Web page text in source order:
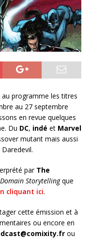
au programme les titres
au 27 septembre
en revue quelques
Du DC, indé et Marvel
mutant mais aussi
par The
Storytellingque
cliquant ici.
cette émission et à
ou encore en
ou